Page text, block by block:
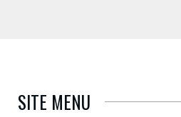
SITE MENU